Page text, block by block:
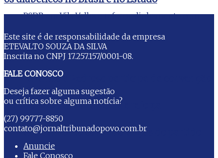
Emanuela Pedroso participa da convenção
do PSDB em Vila Velha e reforça
alinhamento com lideranças do partido
Este site é de responsabilidade da empresa
ETEVALTO SOUZA DA SILVA
Inscrita no CNPJ 17.257.157/0001-08.
FALE CONOSCO
Deseja fazer alguma sugestão
ou crítica sobre alguma notícia?
(27) 99777-8850
contato@jornaltribunadopovo.com.br
Anuncie
Fale Conosco